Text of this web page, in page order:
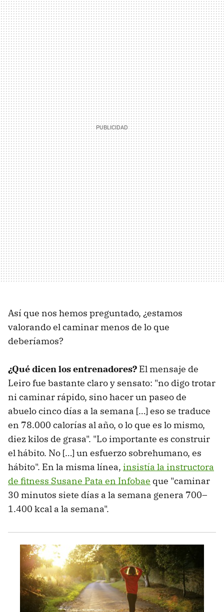
Así que nos hemos preguntado, ¿estamos
valorando el caminar menos de lo que
deberíamos?
¿Qué dicen los entrenadores? El mensaje de
Leiro fue bastante claro y sensato: "no digo trotar
ni caminar rápido, sino hacer un paseo de
abuelo cinco días a la semana […] eso se traduce
en 78.000 calorías al año, o lo que es lo mismo,
diez kilos de grasa". "Lo importante es construir
el hábito. No […] un esfuerzo sobrehumano, es
hábito". En la misma línea, insistía la instructora
de fitness Susane Pata en Infobae que "caminar
30 minutos siete días a la semana genera 700–
1.400 kcal a la semana".